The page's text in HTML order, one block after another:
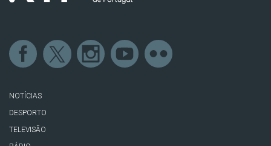
NOTÍCIAS
DESPORTO
TELEVISÃO